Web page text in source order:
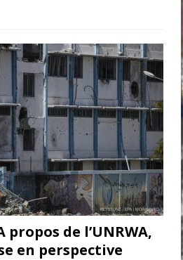
propos de l’UNRWA,
en perspective